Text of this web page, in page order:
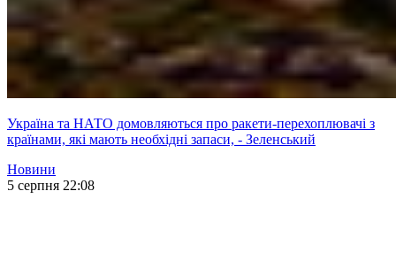
Україна та НАТО домовляються про ракети-перехоплювачі з
країнами, які мають необхідні запаси, - Зеленський
Новини
5 серпня 22:08